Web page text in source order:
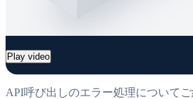
Play video
API呼び出しのエラー処理について